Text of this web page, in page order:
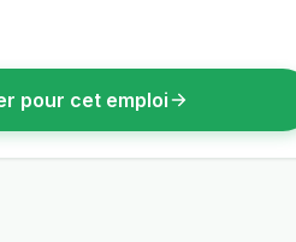
pour cet emploi